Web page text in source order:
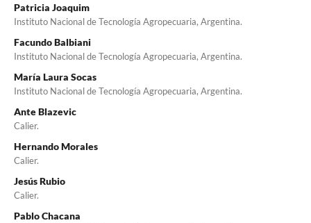
Patricia Joaquim
Instituto Nacional de Tecnología Agropecuaria, Argentina.
Facundo Balbiani
Instituto Nacional de Tecnología Agropecuaria, Argentina.
María Laura Socas
Instituto Nacional de Tecnología Agropecuaria, Argentina.
Ante Blazevic
Calier.
Hernando Morales
Calier.
Jesús Rubio
Calier.
Pablo Chacana